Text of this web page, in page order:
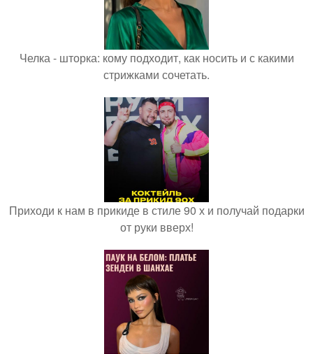
Челка - шторка: кому подходит, как носить и с какими
стрижками сочетать.
Приходи к нам в прикиде в стиле 90 х и получай подарки
от руки вверх!